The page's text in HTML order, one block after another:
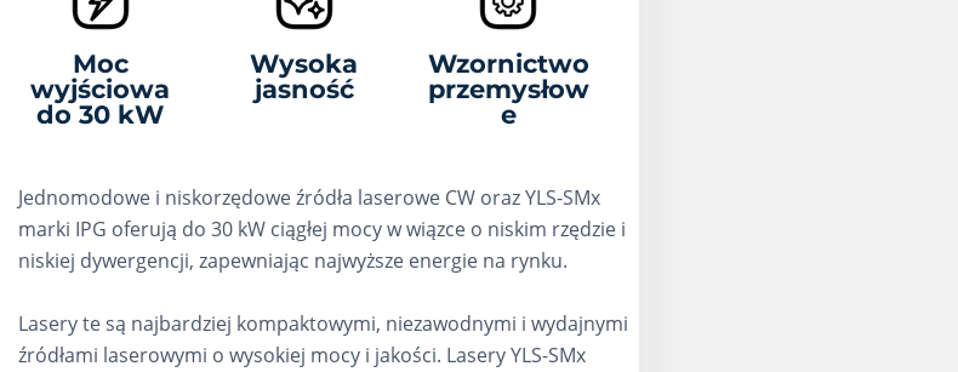
Moc
wyjściowa
do 30 kW
Wysoka
jasność
Wzornictwo
przemysłow
e
Jednomodowe i niskorzędowe źródła laserowe CW oraz YLS-SMx
marki IPG oferują do 30 kW ciągłej mocy w wiązce o niskim rzędzie i
niskiej dywergencji, zapewniając najwyższe energie na rynku.
Lasery te są najbardziej kompaktowymi, niezawodnymi i wydajnymi
źródłami laserowymi o wysokiej mocy i jakości. Lasery YLS-SMx